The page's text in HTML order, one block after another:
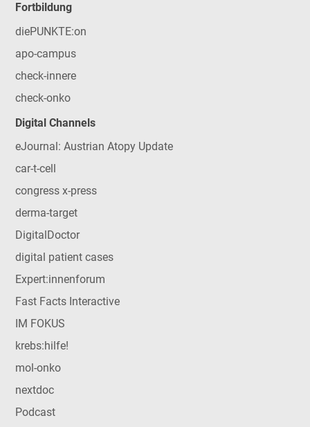
Fortbildung
diePUNKTE:on
apo-campus
check-innere
check-onko
Digital Channels
eJournal: Austrian Atopy Update
car-t-cell
congress x-press
derma-target
DigitalDoctor
digital patient cases
Expert:innenforum
Fast Facts Interactive
IM FOKUS
krebs:hilfe!
mol-onko
nextdoc
Podcast